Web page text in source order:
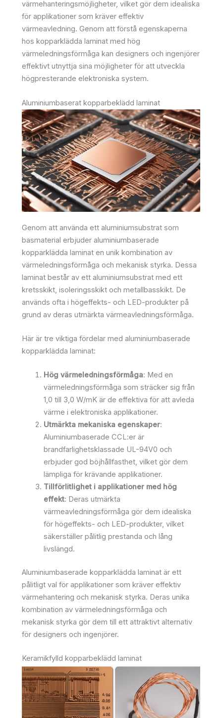
värmehanteringsmöjligheter, vilket gör dem idealiska
för applikationer som kräver effektiv
värmeavledning. Genom att förstå egenskaperna
hos kopparklädda laminat med hög
värmeledningsförmåga kan designers och ingenjörer
effektivt utnyttja sina möjligheter för att utveckla
högpresterande elektroniska system.
Aluminiumbaserat kopparbeklädd laminat
Genom att använda ett aluminiumsubstrat som
basmaterial erbjuder aluminiumbaserade
kopparklädda laminat en unik kombination av
värmeledningsförmåga och mekanisk styrka. Dessa
laminat består av ett aluminiumsubstrat med ett
kretsskikt, isoleringsskikt och metallbasskikt. De
används ofta i högeffekts- och LED-produkter på
grund av deras utmärkta värmeavledningsförmåga.
Här är tre viktiga fördelar med aluminiumbaserade
kopparklädda laminat:
Hög värmeledningsförmåga: Med en
värmeledningsförmåga som sträcker sig från
1,0 till 3,0 W/mK är de effektiva för att avleda
värme i elektroniska applikationer.
Utmärkta mekaniska egenskaper:
Aluminiumbaserade CCL:er är
brandfarlighetsklassade UL-94V0 och
erbjuder god böjhållfasthet, vilket gör dem
lämpliga för krävande applikationer.
Tillförlitlighet i applikationer med hög
effekt: Deras utmärkta
värmeavledningsförmåga gör dem idealiska
för högeffekts- och LED-produkter, vilket
säkerställer pålitlig prestanda och lång
livslängd.
Aluminiumbaserade kopparklädda laminat är ett
pålitligt val för applikationer som kräver effektiv
värmehantering och mekanisk styrka. Deras unika
kombination av värmeledningsförmåga och
mekanisk styrka gör dem till ett attraktivt alternativ
för designers och ingenjörer.
Keramikfylld kopparbeklädd laminat